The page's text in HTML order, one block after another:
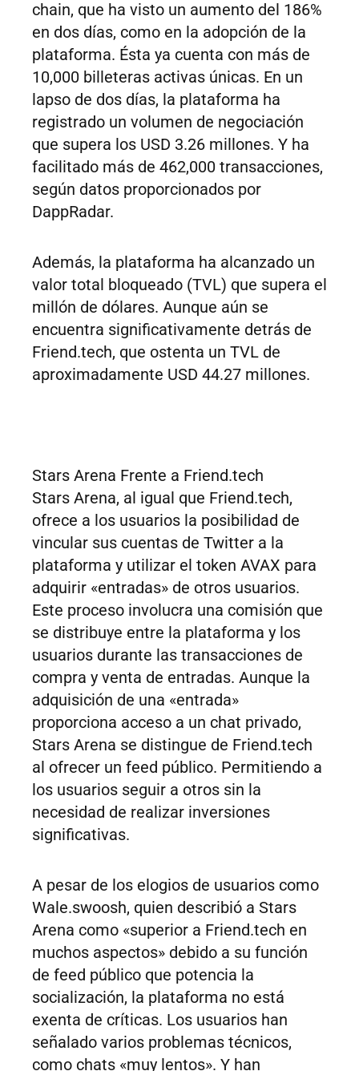
chain, que ha visto un aumento del 186%
en dos días, como en la adopción de la
plataforma. Ésta ya cuenta con más de
10,000 billeteras activas únicas. En un
lapso de dos días, la plataforma ha
registrado un volumen de negociación
que supera los USD 3.26 millones. Y ha
facilitado más de 462,000 transacciones,
según datos proporcionados por
DappRadar.
Además, la plataforma ha alcanzado un
valor total bloqueado (TVL) que supera el
millón de dólares. Aunque aún se
encuentra significativamente detrás de
Friend.tech, que ostenta un TVL de
aproximadamente USD 44.27 millones.
Stars Arena Frente a Friend.tech
Stars Arena, al igual que Friend.tech,
ofrece a los usuarios la posibilidad de
vincular sus cuentas de Twitter a la
plataforma y utilizar el token AVAX para
adquirir «entradas» de otros usuarios.
Este proceso involucra una comisión que
se distribuye entre la plataforma y los
usuarios durante las transacciones de
compra y venta de entradas. Aunque la
adquisición de una «entrada»
proporciona acceso a un chat privado,
Stars Arena se distingue de Friend.tech
al ofrecer un feed público. Permitiendo a
los usuarios seguir a otros sin la
necesidad de realizar inversiones
significativas.
A pesar de los elogios de usuarios como
Wale.swoosh, quien describió a Stars
Arena como «superior a Friend.tech en
muchos aspectos» debido a su función
de feed público que potencia la
socialización, la plataforma no está
exenta de críticas. Los usuarios han
señalado varios problemas técnicos,
como chats «muy lentos». Y han